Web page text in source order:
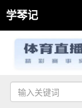
学琴记